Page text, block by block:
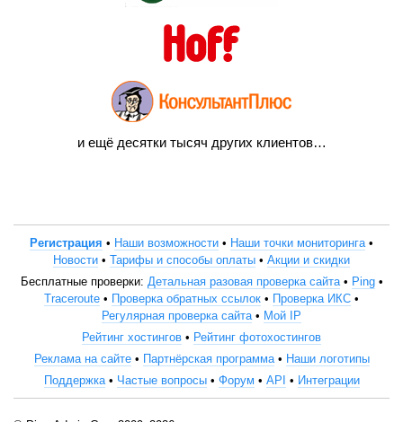
и ещё десятки тысяч других клиентов…
Регистрация • Наши возможности • Наши точки мониторинга•
Новости • Тарифы и способы оплаты • Акции и скидки
Бесплатные проверки: Детальная разовая проверка сайта• Ping•
Traceroute • Проверка обратных ссылок • Проверка ИКС •
Регулярная проверка сайта• Мой IP
Рейтинг хостингов • Рейтинг фотохостингов
Реклама на сайте• Партнёрская программа• Наши логотипы
Поддержка• Частые вопросы• Форум • API • Интеграции